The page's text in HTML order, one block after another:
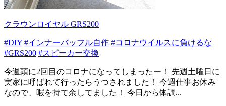
クラウンロイヤル GRS200
#DIY #インナーバッフル自作 #コロナウイルスに負けるな
#GRS200 #スピーカー交換
今週頭に2回目のコロナになってしまったー！ 先週土曜日に
実家に呼ばれて行ったらうつされました！ 今週仕事お休み
なので、暇を持て余してました！ 今日から体調...